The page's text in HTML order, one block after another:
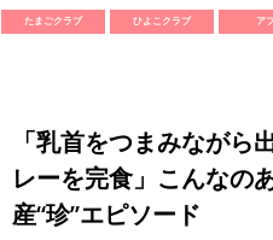
たまごクラブ ひよこクラブ ア
「乳首をつまみなが
レーを完食」こんなの
産“珍”エピソード